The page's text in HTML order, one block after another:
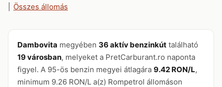
Összes állomás
Dambovita megyében 36 aktív benzinkút található
19 városban, melyeket a PretCarburant.ro naponta
figyel. A 95-ös benzin megyei átlagára 9.42 RON/L,
minimum 9.26 RON/L a(z) Rompetrol állomáson